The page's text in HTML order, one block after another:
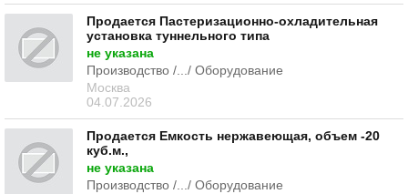
Продается Пастеризационно-охладительная
установка туннельного типа
не указана
Производство /.../ Оборудование
Москва
04.07.2026
Продается Емкость нержавеющая, объем -20
куб.м.,
не указана
Производство /.../ Оборудование